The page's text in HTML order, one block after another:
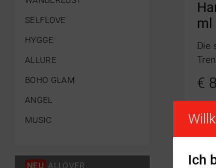
SELFLOVE
HYGGE
ALLURE
BOHO GLAM
ANGEL
MUSIC
NEU ALLOVER
ml
Die
€
-
Ich